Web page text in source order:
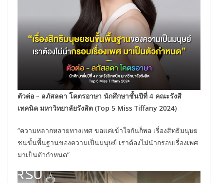
ตัวต่อ – ลภัสลดา โคตรอาษา นักศึกษาชั้นปีที่ 4 คณะรังสี
เทคนิค มหาวิทยาลัยรังสิต (Top 5 Miss Tiffany 2024)
“ความหลากหลายทางเพศ ขอแค่เข้าใจกันก็พอ เรื่องสิทธิมนุษย
ชนขั้นพื้นฐานของความเป็นมนุษย์ เราต้องไม่นำกรอบเรื่องเพศ
มาเป็นตัวกำหนด”